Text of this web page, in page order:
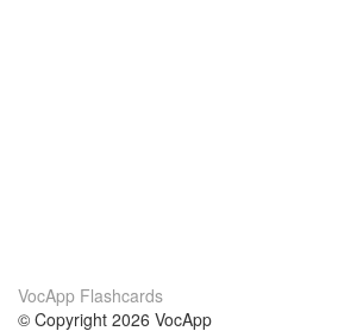
VocApp Flashcards
© Copyright 2026 VocApp